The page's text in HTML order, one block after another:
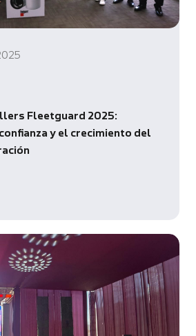
Fleetguard 2025:
y el crecimiento del